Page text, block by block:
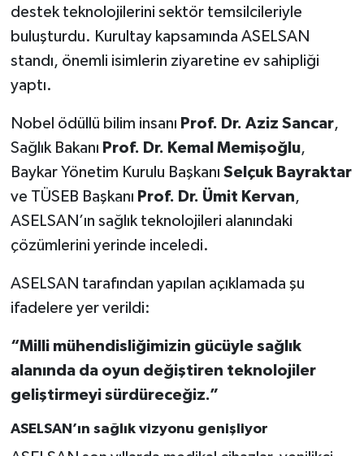
destek teknolojilerini sektör temsilcileriyle
buluşturdu. Kurultay kapsamında ASELSAN
standı, önemli isimlerin ziyaretine ev sahipliği
yaptı.
Nobel ödüllü bilim insanı Prof. Dr. Aziz Sancar,
Sağlık Bakanı Prof. Dr. Kemal Memişoğlu,
Baykar Yönetim Kurulu Başkanı Selçuk Bayraktar
ve TÜSEB Başkanı Prof. Dr. Ümit Kervan,
ASELSAN’ın sağlık teknolojileri alanındaki
çözümlerini yerinde inceledi.
ASELSAN tarafından yapılan açıklamada şu
ifadelere yer verildi:
“Milli mühendisliğimizin gücüyle sağlık
alanında da oyun değiştiren teknolojiler
geliştirmeyi sürdüreceğiz.”
ASELSAN’ın sağlık vizyonu genişliyor